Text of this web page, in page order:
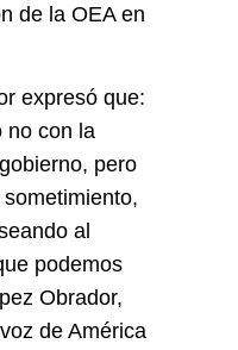
de la OEA en
expresó que:
no con la
pero
al
podemos
Obrador,
de América